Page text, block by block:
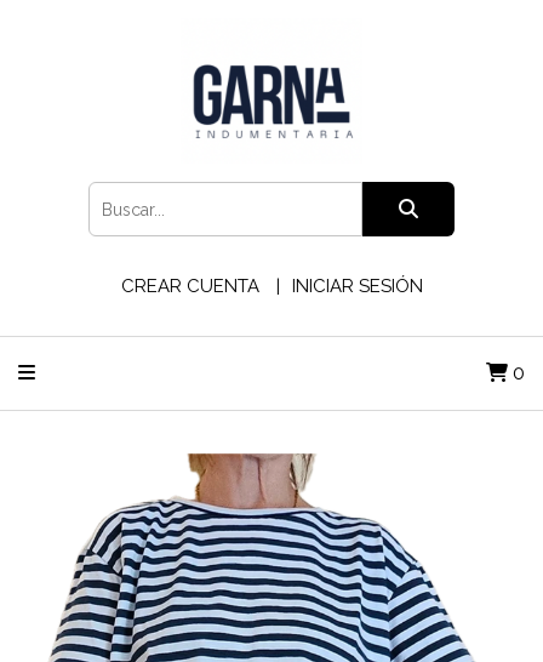
CREAR CUENTA INICIAR SESIÓN
0